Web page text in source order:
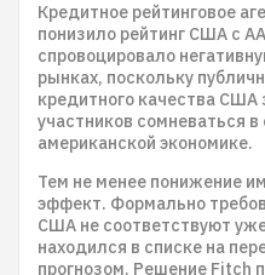
Кредитное рейтинговое
понизило рейтинг США с
спровоцировало
рынках, поскольку
кредитного качества
участников сомневаться
американской экономике.
Тем не менее понижение
эффект. Формально
США не соответствуют
находился в списке на
прогнозом. Решение Fitch